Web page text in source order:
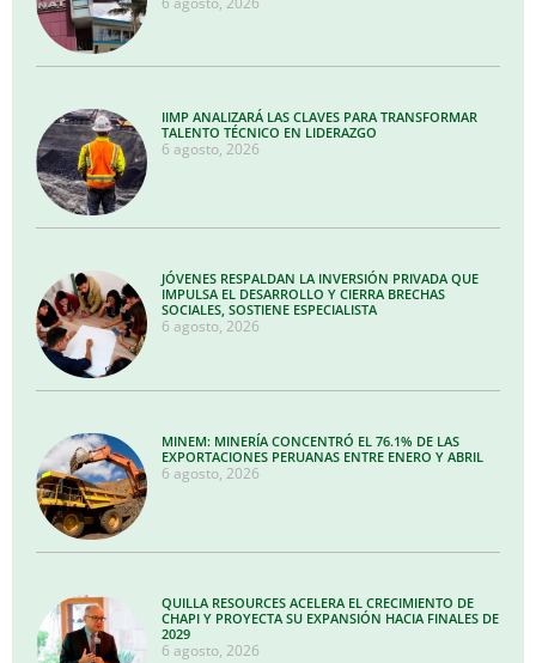
IIMP ANALIZARÁ LAS CLAVES PARA TRANSFORMAR
TALENTO TÉCNICO EN LIDERAZGO
6 agosto, 2026
JÓVENES RESPALDAN LA INVERSIÓN PRIVADA QUE
IMPULSA EL DESARROLLO Y CIERRA BRECHAS
SOCIALES, SOSTIENE ESPECIALISTA
6 agosto, 2026
MINEM: MINERÍA CONCENTRÓ EL 76.1% DE LAS
EXPORTACIONES PERUANAS ENTRE ENERO Y ABRIL
6 agosto, 2026
QUILLA RESOURCES ACELERA EL CRECIMIENTO DE
CHAPI Y PROYECTA SU EXPANSIÓN HACIA FINALES DE
2029
6 agosto, 2026